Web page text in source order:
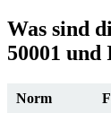
Was sind
50001 und
Norm